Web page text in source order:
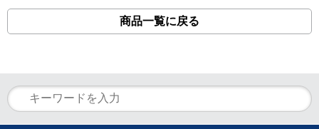
商品一覧に戻る